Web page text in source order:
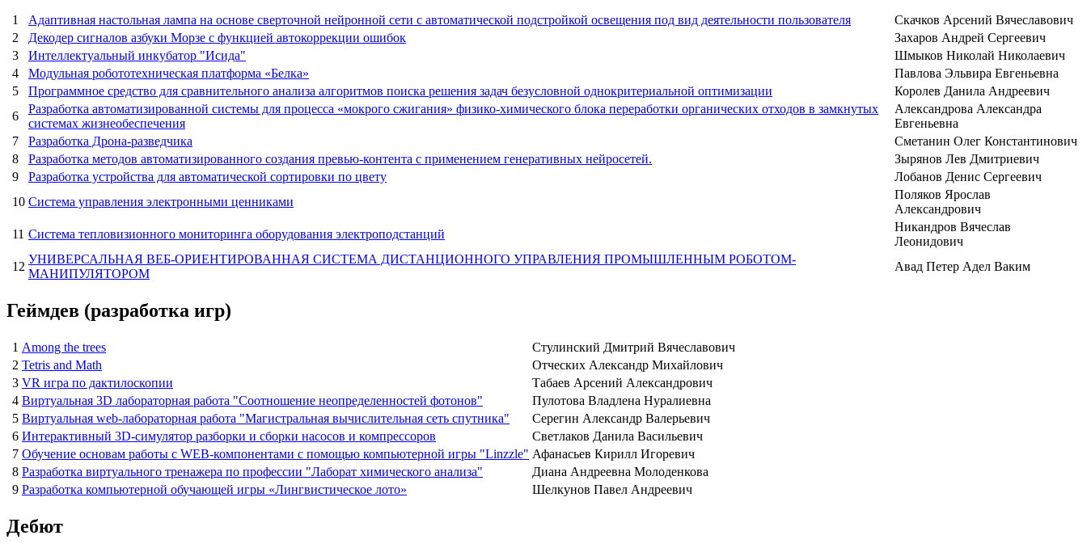
1 Адаптивная настольная лампа на основе сверточной нейронной сети с автоматической подстройкой освещения под вид деятельности пользователя
Скачков Арсений Вячеславович
2
Декодер сигналов азбуки Морзе с функцией автокоррекции ошибок
Захаров Андрей Сергеевич
3
Интеллектуальный инкубатор "Исида"
Шмыков Николай Николаевич
4
Модульная робототехническая платформа «Белка»
Павлова Эльвира Евгеньевна
5
Программное средство для сравнительного анализа алгоритмов поиска решения задач безусловной однокритериальной оптимизации
Королев Данила Андреевич
6
Разработка автоматизированной системы для процесса «мокрого сжигания» физико-химического блока переработки органических отходов в замкнутых
системах жизнеобеспечения
Александрова Александра
Евгеньевна
7
Разработка Дрона-разведчика
Сметанин Олег Константинович
8
Разработка методов автоматизированного создания превью-контента с применением генеративных нейросетей.
Зырянов Лев Дмитриевич
9
Разработка устройства для автоматической сортировки по цвету
Лобанов Денис Сергеевич
10 Система управления электронными ценниками
Поляков Ярослав
Александрович
11 Система тепловизионного мониторинга оборудования электроподстанций
Никандров Вячеслав
Леонидович
12
УНИВЕРСАЛЬНАЯ ВЕБ-ОРИЕНТИРОВАННАЯ СИСТЕМА ДИСТАНЦИОННОГО УПРАВЛЕНИЯ ПРОМЫШЛЕННЫМ РОБОТОМ-
МАНИПУЛЯТОРОМ
Авад Петер Адел Ваким
Геймдев (разработка игр)
1 Among the trees
Стулинский Дмитрий Вячеславович
2 Tetris and Math
Отческих Александр Михайлович
3 VR игра по дактилоскопии
Табаев Арсений Александрович
4 Виртуальная 3D лабораторная работа "Соотношение неопределенностей фотонов"
Пулотова Владлена Нуралиевна
5 Виртуальная web-лабораторная работа "Магистральная вычислительная сеть спутника"
Серегин Александр Валерьевич
6 Интерактивный 3D-симулятор разборки и сборки насосов и компрессоров
Светлаков Данила Васильевич
7 Обучение основам работы с WEB-компонентами с помощью компьютерной игры "Linzzle" Афанасьев Кирилл Игоревич
8 Разработка виртуального тренажера по профессии "Лаборат химического анализа"
Диана Андреевна Молоденкова
9 Разработка компьютерной обучающей игры «Лингвистическое лото» Шелкунов Павел Андреевич
Дебют